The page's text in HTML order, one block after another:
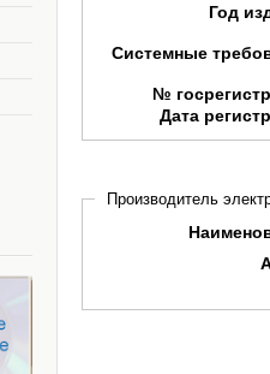
Год
Системные
№
Дата
Производитель